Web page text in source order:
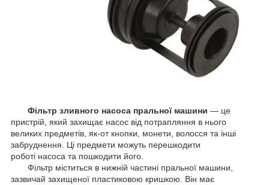
Фільтр зливного насоса пральної машини — це
пристрій, який захищає насос від потрапляння в нього
великих предметів, як-от кнопки, монети, волосся та інші
забруднення. Ці предмети можуть перешкодити
роботі насоса та пошкодити його.
Фільтр міститься в нижній частині пральної машини,
зазвичай захищеної пластиковою кришкою. Він має